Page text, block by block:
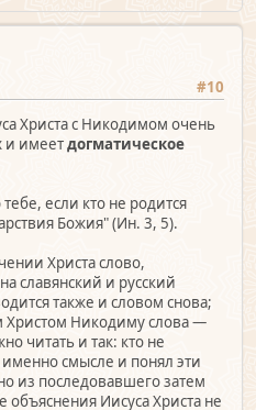
#10
Христа с Никодимом очень
и имеетдогматическое
если кто не родится
Божия" (Ин. 3, 5).
Христа слово,
славянский и русский
также и словом снова;
Христом Никодиму слова —
читать и так: кто не
смысле и понял эти
из последовавшего затем
Иисуса Христа не